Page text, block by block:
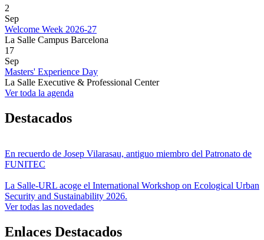
2
Sep
Welcome Week 2026-27
La Salle Campus Barcelona
17
Sep
Masters' Experience Day
La Salle Executive & Professional Center
Ver toda la agenda
Destacados
En recuerdo de Josep Vilarasau, antiguo miembro del Patronato de
FUNITEC
La Salle-URL acoge el International Workshop on Ecological Urban
Security and Sustainability 2026.
Ver todas las novedades
Enlaces Destacados